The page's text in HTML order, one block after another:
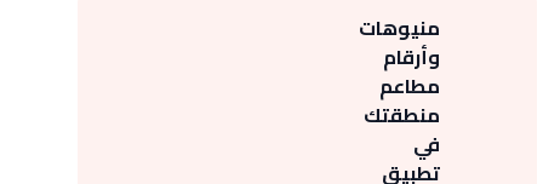
منيوهات
وأرقام
مطاعم
منطقتك
في
تطبيق